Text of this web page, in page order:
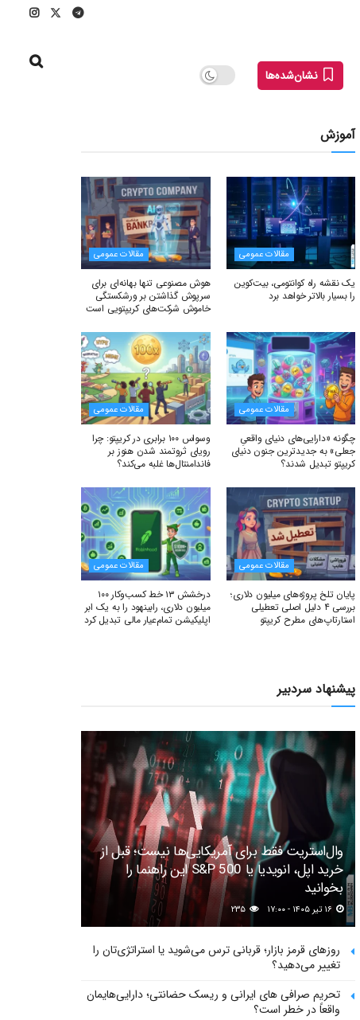
نشان‌شده‌ها
آموزش
مقالات عمومی
یک نقشه راه کوانتومی، بیت‌کوین
را بسیار بالاتر خواهد برد
مقالات عمومی
هوش مصنوعی تنها بهانه‌ای برای
سرپوش گذاشتن بر ورشکستگی
خاموش شرکت‌های کریپتویی است
مقالات عمومی
چگونه «دارایی‌های دنیای واقعیِ
جعلی» به جدیدترین جنون دنیای
کریپتو تبدیل شدند؟
مقالات عمومی
وسواس ۱۰۰ برابری در کریپتو: چرا
رویای ثروتمند شدن هنوز بر
فاندامنتال‌ها غلبه می‌کند؟
مقالات عمومی
پایان تلخ پروژه‌های میلیون دلاری؛
بررسی ۴ دلیل اصلی تعطیلی
استارتاپ‌های مطرح کریپتو
مقالات عمومی
درخشش ۱۳ خط کسب‌وکار ۱۰۰
میلیون دلاری، رابینهود را به یک ابر
اپلیکیشن تمام‌عیار مالی تبدیل کرد
پیشنهاد سردبیر
وال‌استریت فقط برای آمریکایی‌ها نیست؛ قبل از
خرید اپل، انویدیا یا S&P 500 این راهنما را
بخوانید
روزهای قرمز بازار؛ قربانی ترس می‌شوید یا استراتژی‌تان را
تغییر می‌دهید؟
تحریم صرافی های ایرانی و ریسک حضانتی؛ دارایی‌هایمان
واقعاً در خطر است؟